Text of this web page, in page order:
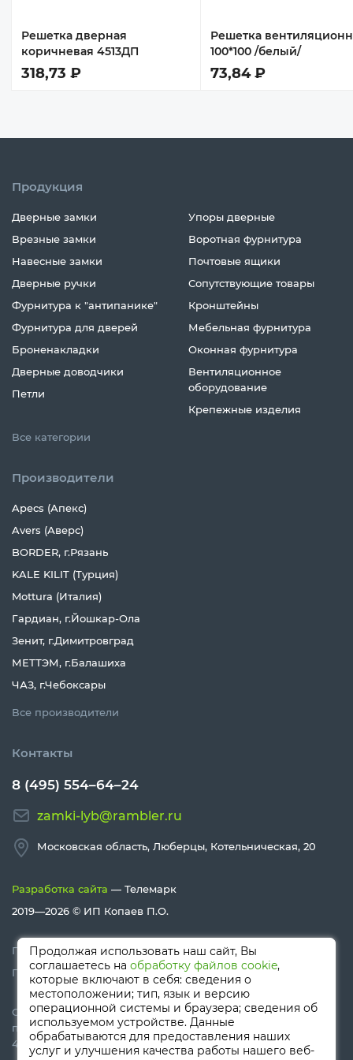
Решетка дверная
коричневая 4513ДП
318,73 ₽
Решетка
100*100 /белый/
73,84 ₽
Продукция
Дверные замки
Врезные замки
Навесные замки
Дверные ручки
Фурнитура к "антипанике"
Фурнитура для дверей
Броненакладки
Дверные доводчики
Петли
Упоры дверные
Воротная фурнитура
Почтовые ящики
Сопутствующие товары
Кронштейны
Мебельная фурнитура
Оконная фурнитура
Вентиляционное
оборудование
Крепежные изделия
Все категории
Производители
Apecs (Апекс)
Avers (Аверс)
BORDER, г.Рязань
KALE KILIT (Турция)
Mottura (Италия)
Гардиан, г.Йошкар-Ола
Зенит, г.Димитровград
МЕТТЭМ, г.Балашиха
ЧАЗ, г.Чебоксары
Все производители
Контакты
8 (495) 554–64–24
zamki-lyb@rambler.ru
Московская область, Люберцы, Котельническая, 20
Разработка сайта — Телемарк
2019—2026 © ИП Копаев П.О.
Политика конфиденциальности
Политика Cookies
Сайт носит информационный характер и не является
публичной офертой, определяемой положениями Статьи
437 (п.2) ГК РФ
Продолжая использовать наш сайт, Вы
соглашаетесь наобработку файлов cookie,
которые включают в себя: сведения о
местоположении; тип, язык и версию
операционной системы и браузера; сведения об
используемом устройстве. Данные
обрабатываются для предоставления наших
услуг и улучшения качества работы нашего веб-